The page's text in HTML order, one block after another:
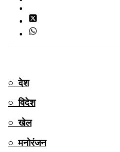
○ देश
○ विदेश
○ खेल
○ मनोरंजन